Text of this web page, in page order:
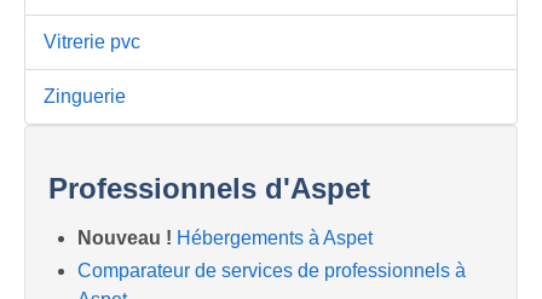
Vitrerie pvc
Zinguerie
Professionnels d'Aspet
Nouveau ! Hébergements à Aspet
Comparateur de services de professionnels à